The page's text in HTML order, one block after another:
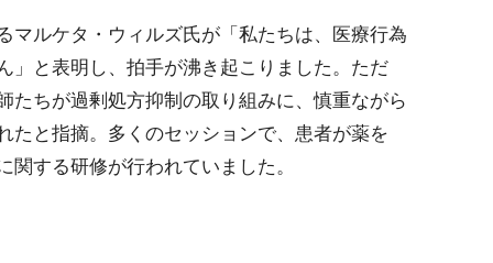
マルケタ・ウィルズ氏が「私たちは、医療行為
」と表明し、拍手が沸き起こりました。ただ
たちが過剰処方抑制の取り組みに、慎重ながら
たと指摘。多くのセッションで、患者が薬を
する研修が行われていました。